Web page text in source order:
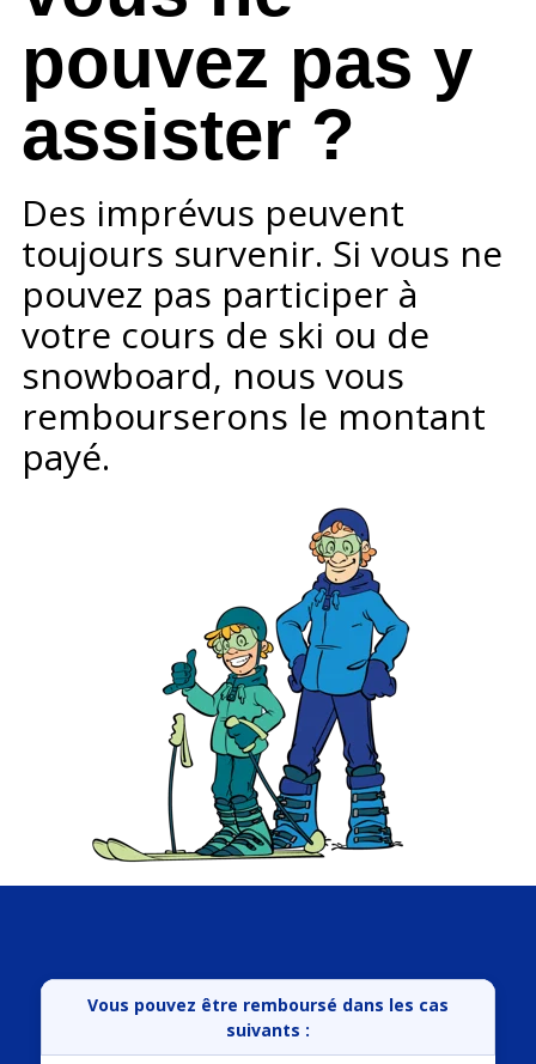
pouvez pas y
assister ?
Des imprévus peuvent
toujours survenir. Si vous ne
pouvez pas participer à
votre cours de ski ou de
snowboard, nous vous
rembourserons le montant
payé.
Vous pouvez être remboursé dans les cas
suivants :